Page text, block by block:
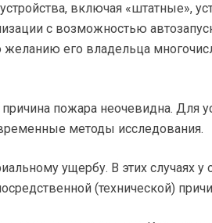
включая «штатные»,
с возможностью
желанию его владельца
пожара неочевидна. Для
методы исследования.
ущербу. В этих случаях у
(технической)